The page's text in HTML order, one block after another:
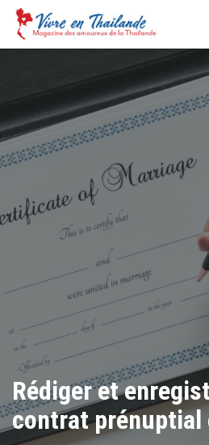
Rédiger et
contrat prénuptial